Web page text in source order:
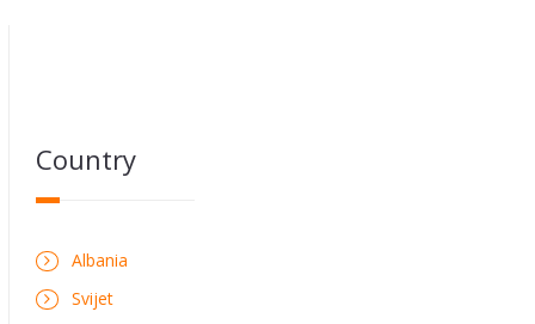
Country
Albania
Svijet